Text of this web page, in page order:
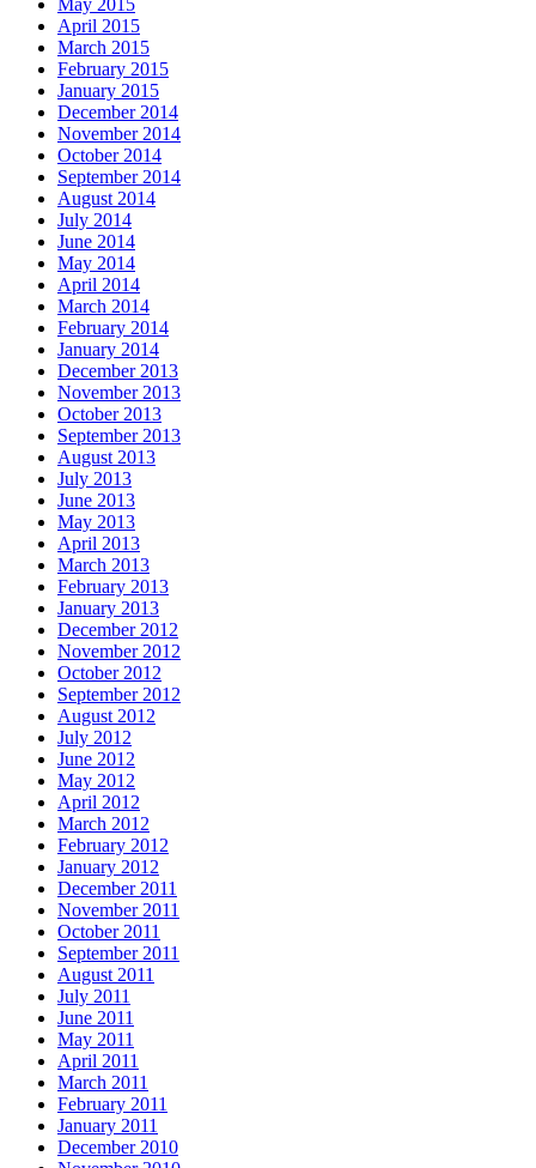
April 2015
March 2015
February 2015
January 2015
December 2014
November 2014
October 2014
September 2014
August 2014
July 2014
June 2014
May 2014
April 2014
March 2014
February 2014
January 2014
December 2013
November 2013
October 2013
September 2013
August 2013
July 2013
June 2013
May 2013
April 2013
March 2013
February 2013
January 2013
December 2012
November 2012
October 2012
September 2012
August 2012
July 2012
June 2012
May 2012
April 2012
March 2012
February 2012
January 2012
December 2011
November 2011
October 2011
September 2011
August 2011
July 2011
June 2011
May 2011
April 2011
March 2011
February 2011
January 2011
December 2010